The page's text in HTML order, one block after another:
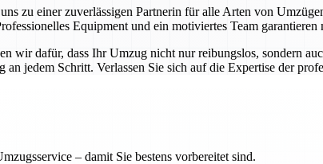
zu einer zuverlässigen Partnerin für alle Arten von
Equipment und ein motiviertes Team
wir dafür, dass Ihr Umzug nicht nur reibungslos, sondern
jedem Schritt. Verlassen Sie sich auf die Expertise der
– damit Sie bestens vorbereitet sind.